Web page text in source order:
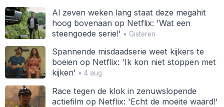
Al zeven weken lang staat deze megahit
hoog bovenaan op Netflix: 'Wat een
steengoede serie!' • Gisteren
Spannende misdaadserie weet kijkers te
boeien op Netflix: 'Ik kon niet stoppen met
kijken' • 4 aug
Race tegen de klok in zenuwslopende
actiefilm op Netflix: 'Echt de moeite waard!'